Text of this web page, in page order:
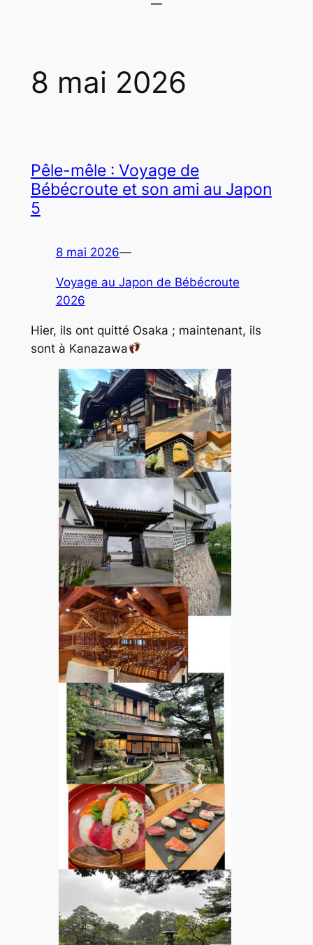
8 mai 2026
Pêle-mêle : Voyage de
Bébécroute et son ami au Japon
5
8 mai 2026—
Voyage au Japon de Bébécroute
2026
Hier, ils ont quitté Osaka ; maintenant, ils
sont à Kanazawa